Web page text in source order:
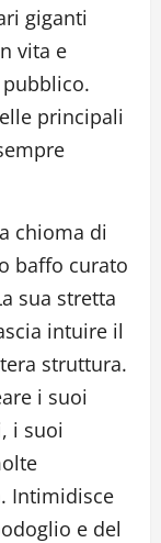
giganti
vita e
principali
chioma di
baffo curato
sua stretta
intuire il
struttura.
i suoi
i suoi
Intimidisce
e del